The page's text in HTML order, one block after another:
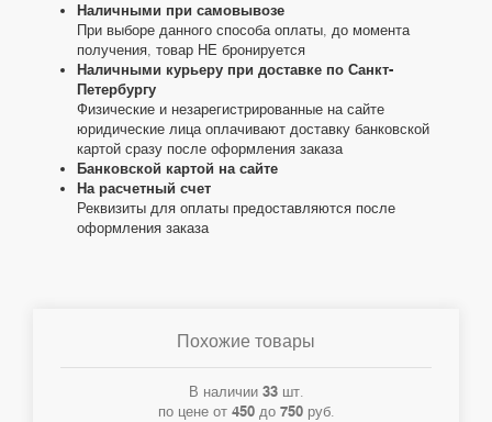
Наличными при самовывозе
При выборе данного способа оплаты, до момента
получения, товар НЕ бронируется
Наличными курьеру при доставке по Санкт-
Петербургу
Физические и незарегистрированные на сайте
юридические лица оплачивают доставку банковской
картой сразу после оформления заказа
Банковской картой на сайте
На расчетный счет
Реквизиты для оплаты предоставляются после
оформления заказа
Похожие товары
В наличии 33шт.
по цене от 450до 750руб.